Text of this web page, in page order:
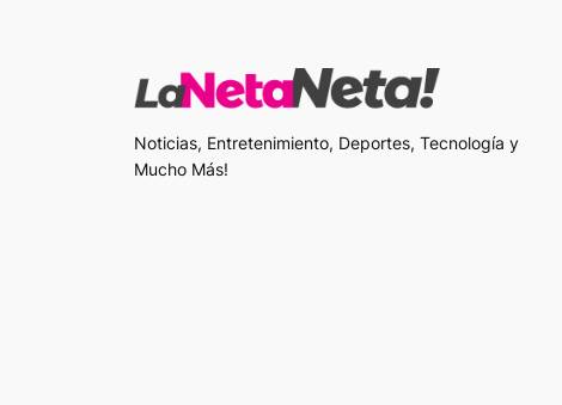
Noticias, Entretenimiento, Deportes, Tecnología y
Mucho Más!